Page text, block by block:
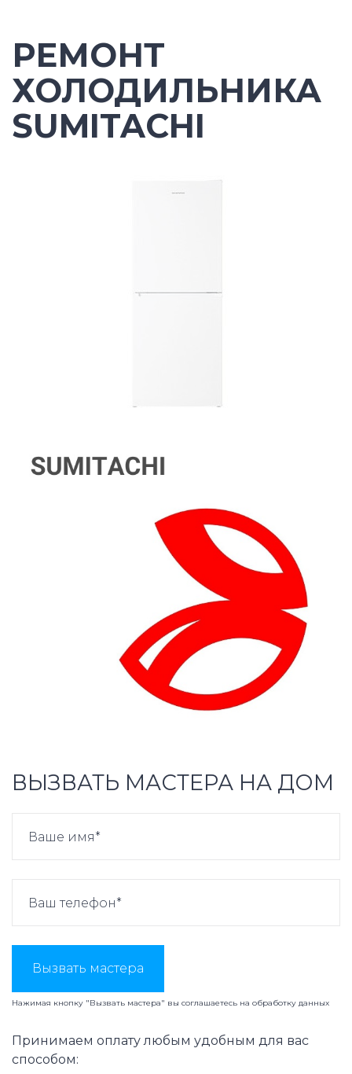
РЕМОНТ
ХОЛОДИЛЬНИКА
SUMITACHI
ВЫЗВАТЬ МАСТЕРА НА ДОМ
Вызвать мастера
Нажимая кнопку "Вызвать мастера" вы соглашаетесь на обработку данных
Принимаем оплату любым удобным для вас
способом: